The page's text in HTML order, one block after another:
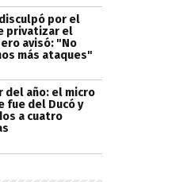
disculpó por el
privatizar el
avisó: "No
más ataques"
del año: el micro
fue del Ducó y
a cuatro